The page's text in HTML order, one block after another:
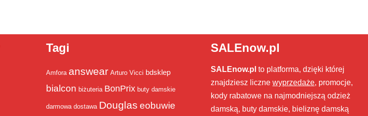
Tagi
Amfora answear Arturo Vicci bdsklep
bialcon biżuteria BonPrix buty damskie
darmowa dostawa Douglas eobuwie
SALEnow.pl
SALEnow.pl to platforma, dzięki której
znajdziesz liczne wyprzedaże, promocje,
kody rabatowe na najmodniejszą odzież
damską, buty damskie, bieliznę damską